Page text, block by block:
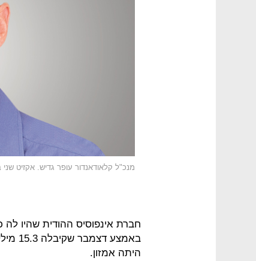
מנכ"ל קלאודאנדור עופר גדיש. אקזיט
היתה אמזון.